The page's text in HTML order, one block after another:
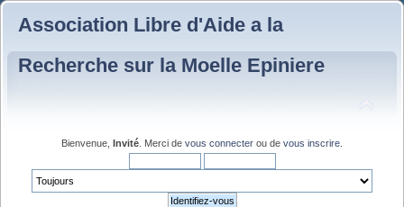
Association Libre d'Aide a la
Recherche sur la Moelle Epiniere
Bienvenue, Invité . Merci de vous connecter ou de vous inscrire